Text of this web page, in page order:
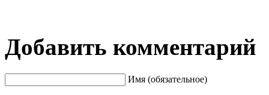
Добавить комментарий
Имя (обязательное)